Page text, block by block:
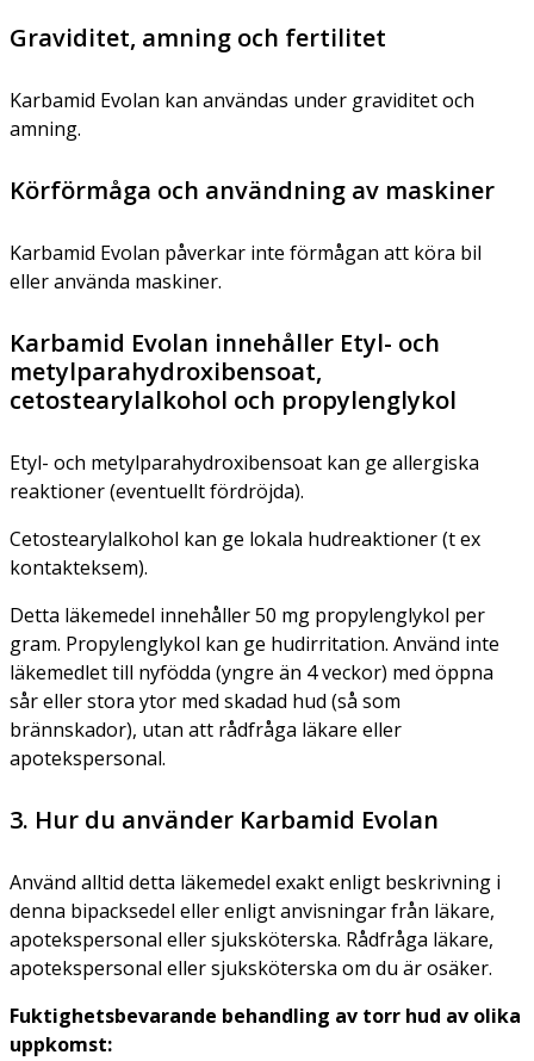
Graviditet, amning och fertilitet
Karbamid Evolan kan användas under graviditet och
amning.
Körförmåga och användning av maskiner
Karbamid Evolan påverkar inte förmågan att köra bil
eller använda maskiner.
Karbamid Evolan innehåller Etyl- och
metylparahydroxibensoat,
cetostearylalkohol och propylenglykol
Etyl- och metylparahydroxibensoat kan ge allergiska
reaktioner (eventuellt fördröjda).
Cetostearylalkohol kan ge lokala hudreaktioner (t ex
kontakteksem).
Detta läkemedel innehåller 50 mg propylenglykol per
gram. Propylenglykol kan ge hudirritation. Använd inte
läkemedlet till nyfödda (yngre än 4 veckor) med öppna
sår eller stora ytor med skadad hud (så som
brännskador), utan att rådfråga läkare eller
apotekspersonal.
3. Hur du använder Karbamid Evolan
Använd alltid detta läkemedel exakt enligt beskrivning i
denna bipacksedel eller enligt anvisningar från läkare,
apotekspersonal eller sjuksköterska. Rådfråga läkare,
apotekspersonal eller sjuksköterska om du är osäker.
Fuktighetsbevarande behandling av torr hud av olika
uppkomst: